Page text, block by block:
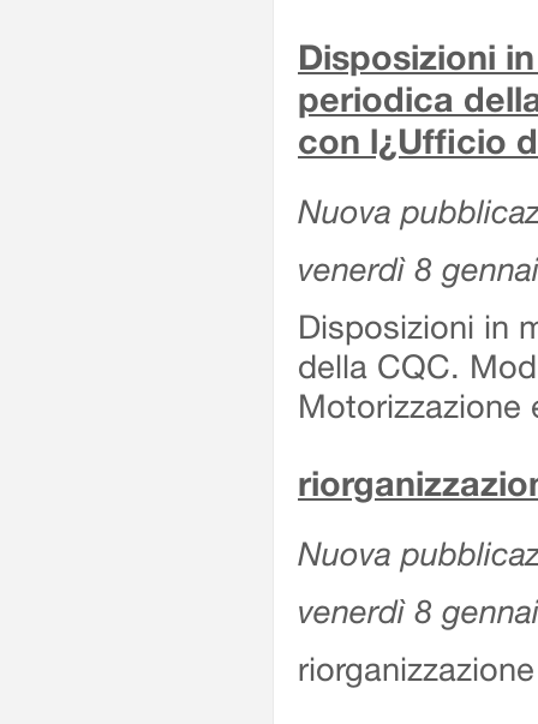
Disposizioni
periodica
con l¿Ufficio
Nuova
venerdì 8
Disposizioni in
della CQC.
Motorizzazione
Nuova
venerdì 8